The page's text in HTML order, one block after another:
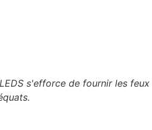
s'efforce de fournir les feux